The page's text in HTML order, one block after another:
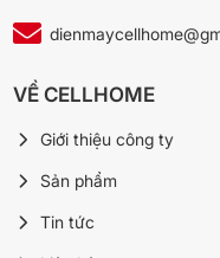
VỀ CELLHOME
Giới thiệu công ty
Sản phẩm
Tin tức